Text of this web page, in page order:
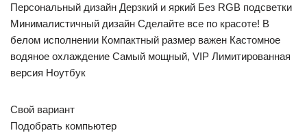
Персональный дизайн Дерзкий и яркий Без RGB подсветки
Минималистичный дизайн Сделайте все по красоте! В
белом исполнении Компактный размер важен Кастомное
водяное охлаждение Самый мощный, VIP Лимитированная
версия Ноутбук
Свой вариант
Подобрать компьютер